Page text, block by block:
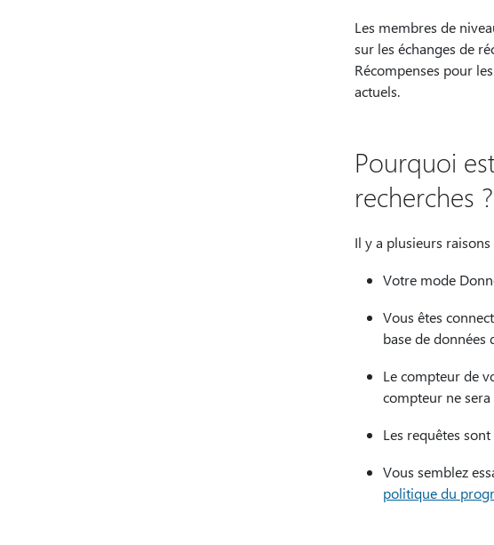
Les membres de
sur les échanges de
Récompenses pour
actuels.
Pourquoi
recherches ?
Il y a plusieurs
Votre mode
Vous êtes
base de données
Le compteur de
compteur ne
Les requêtes
Vous semblez
politique du